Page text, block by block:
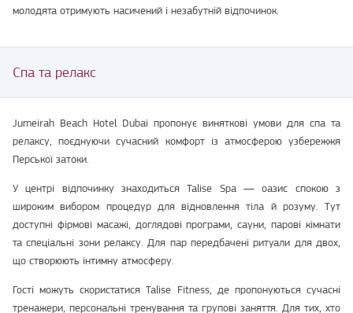
молодята отримують насичений і незабутній відпочинок.
Спа та релакс
Jumeirah Beach Hotel Dubai пропонує виняткові умови для спа та
релаксу, поєднуючи сучасний комфорт із атмосферою узбережжя
Перської затоки.
У центрі відпочинку знаходиться Talise Spa — оазис спокою з
широким вибором процедур для відновлення тіла й розуму. Тут
доступні фірмові масажі, доглядові програми, сауни, парові кімнати
та спеціальні зони релаксу. Для пар передбачені ритуали для двох,
що створюють інтимну атмосферу.
Гості можуть скористатися Talise Fitness, де пропонуються сучасні
тренажери, персональні тренування та групові заняття. Для тих, хто